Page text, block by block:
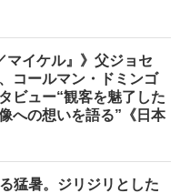
マイケル』》父ジョセ
コールマン・ドミンゴ
ビュー“観客を魅了した
への想いを語る”《日本
猛暑。ジリジリとした